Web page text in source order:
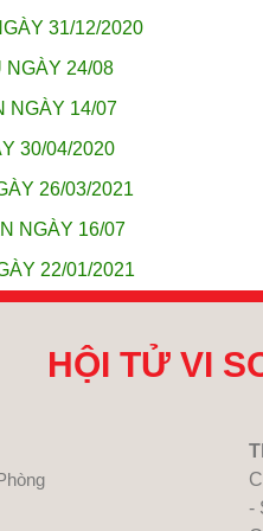
31/12/2020
NGÀY 24/08
NGÀY 14/07
30/04/2020
26/03/2021
NGÀY 16/07
22/01/2021
HỘI TỬ VI
-